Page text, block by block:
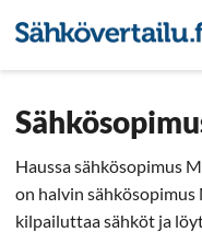
Haussa sähkösopimus
on halvin
kilpailuttaa sähköt ja